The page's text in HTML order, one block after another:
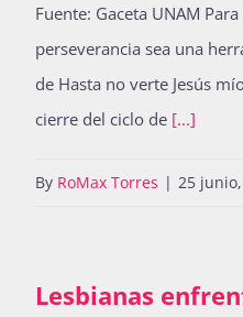
Fuente: Gaceta UNAM
perseverancia sea una
de Hasta no verte Jesús
cierre del ciclo de [...]
By RoMax Torres | 25
Lesbianas